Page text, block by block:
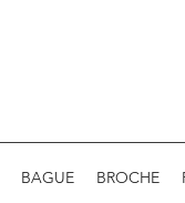
BAGUE BROCHE